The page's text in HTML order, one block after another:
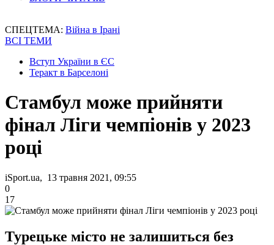
СПЕЦТЕМА: Війна в Ірані
ВСІ ТЕМИ
Вступ України в ЄС
Теракт в Барселоні
Стамбул може прийняти
фінал Ліги чемпіонів у 2023
році
iSport.ua, 13 травня 2021, 09:55
0
17
Турецьке місто не залишиться без